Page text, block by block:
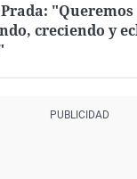
creciendo y